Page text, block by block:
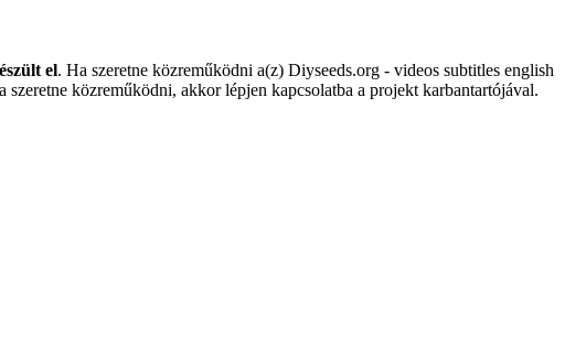
el. Ha szeretne közreműködni a(z) Diyseeds.org - videos subtitles english
közreműködni, akkor lépjen kapcsolatba a projekt karbantartójával.